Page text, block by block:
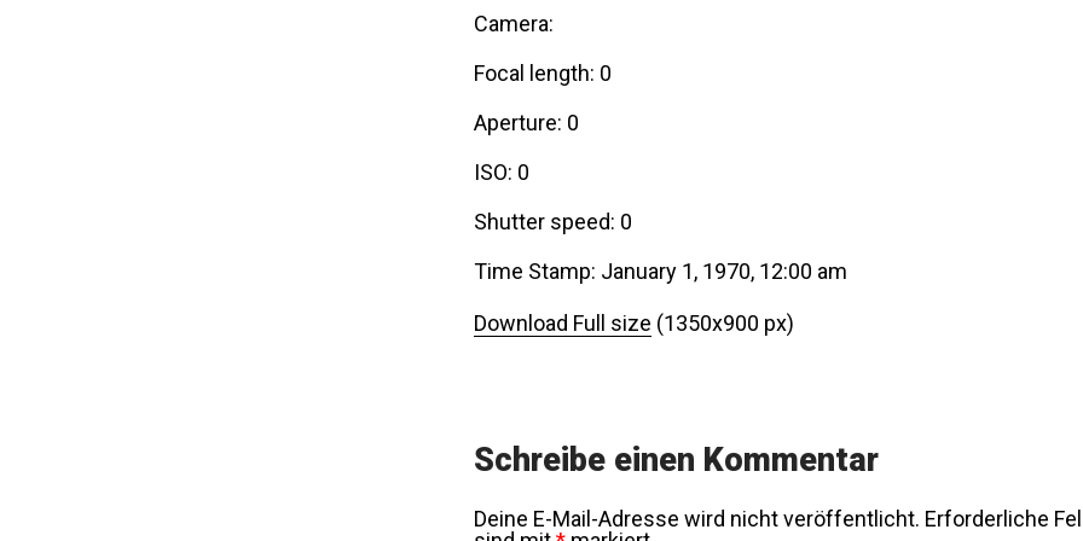
Camera:
Focal length: 0
Aperture: 0
ISO: 0
Shutter speed: 0
Time Stamp: January 1, 1970, 12:00 am
Download Full size (1350x900 px)
Schreibe einen Kommentar
Deine E-Mail-Adresse wird nicht veröffentlicht. Erforderliche